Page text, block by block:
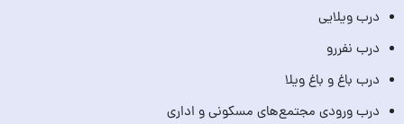
درب ویلایی
درب نفررو
درب باغ و باغ ویلا
درب ورودی مجتمع‌های مسکونی و اداری